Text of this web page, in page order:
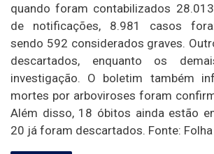
quando foram contabilizados
de notificações, 8.981 casos
sendo 592 considerados graves.
descartados, enquanto os
investigação. O boletim também
mortes por arboviroses foram
Além disso, 18 óbitos ainda estão
20 já foram descartados. Fonte: